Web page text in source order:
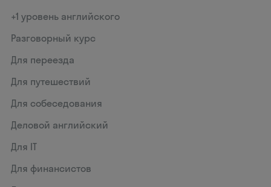
+1 уровень английского
Разговорный курс
Для переезда
Для путешествий
Для собеседования
Деловой английский
Для IT
Для финансистов